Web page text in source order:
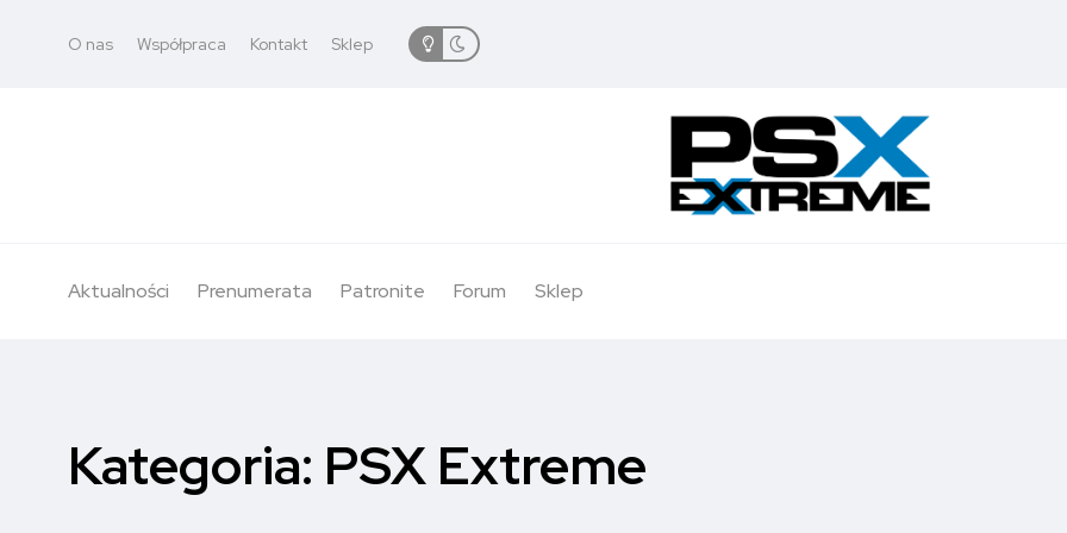
O nas Współpraca Kontakt Sklep
Aktualności Prenumerata Patronite Forum Sklep
Kategoria: PSX Extreme